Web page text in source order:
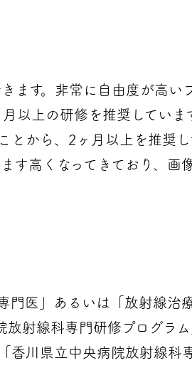
す。非常に自由度が高い
以上の研修を推奨してい
から、2ヶ月以上を推奨
す高くなってきており、画
門医」あるいは「放射線治
射線科専門研修プログラ
川県立中央病院放射線科